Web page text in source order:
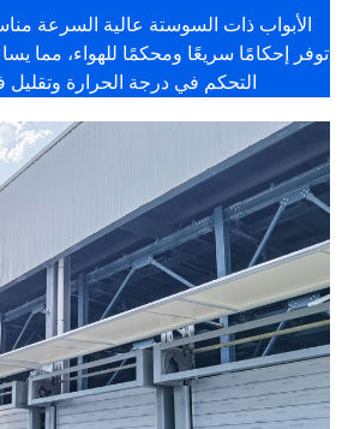
الأبواب ذات السوستة عالية السرعة
توفر إحكامًا سريعًا ومحكمًا للهواء، مما
التحكم في درجة الحرارة وتقليل